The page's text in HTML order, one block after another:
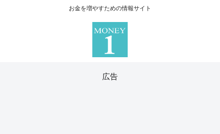
お金を増やすための情報サイト
広告